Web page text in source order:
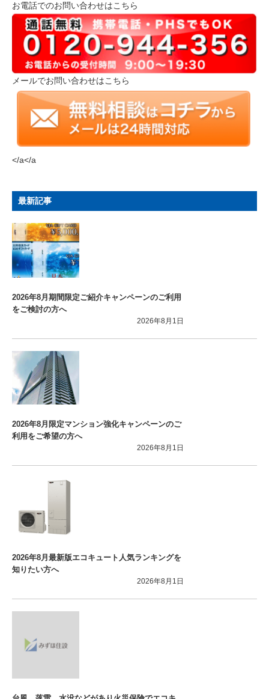
お電話でのお問い合わせはこちら
メールでお問い合わせはこちら
</a</a
最新記事
2026年8月期間限定ご紹介キャンペーンのご利用
をご検討の方へ
2026年8月1日
2026年8月限定マンション強化キャンペーンのご
利用をご希望の方へ
2026年8月1日
2026年8月最新版エコキュート人気ランキングを
知りたい方へ
2026年8月1日